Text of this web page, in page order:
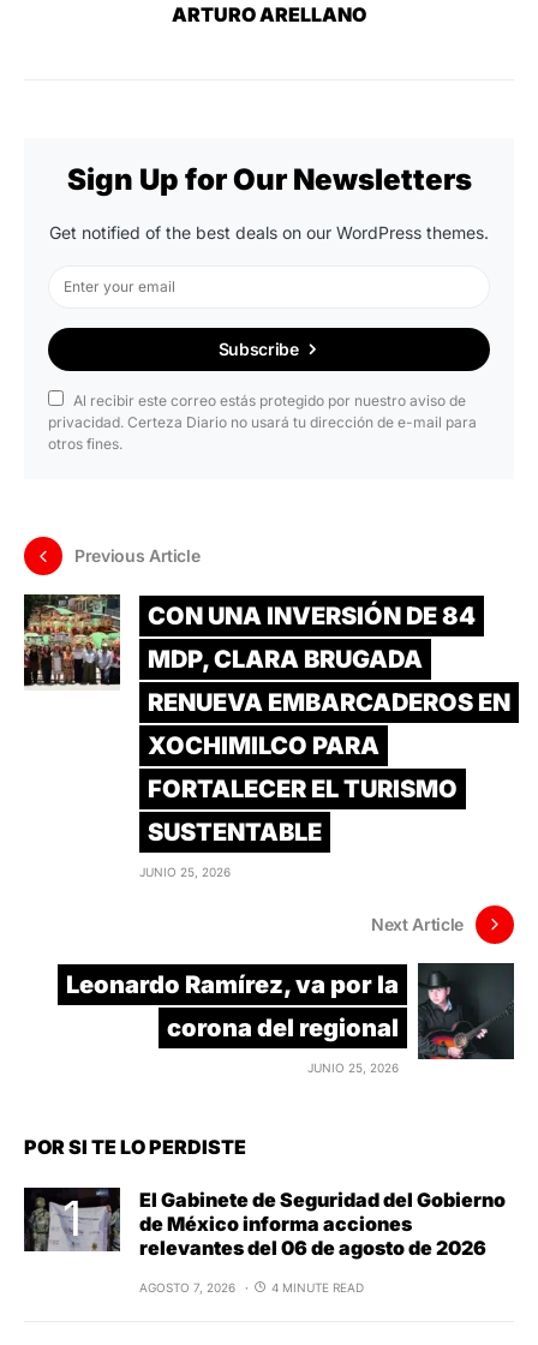
ARTURO ARELLANO
Sign Up for Our Newsletters
Get notified of the best deals on our WordPress themes.
Subscribe
Al recibir este correo estás protegido por nuestro aviso de
privacidad. Certeza Diario no usará tu dirección de e-mail para
otros fines.
Previous Article
CON UNA INVERSIÓN DE 84
MDP, CLARA BRUGADA
RENUEVA EMBARCADEROS EN
XOCHIMILCO PARA
FORTALECER EL TURISMO
SUSTENTABLE
JUNIO 25, 2026
Next Article
Leonardo Ramírez, va por la
corona del regional
JUNIO 25, 2026
POR SI TE LO PERDISTE
El Gabinete de Seguridad del Gobierno
de México informa acciones
relevantes del 06 de agosto de 2026
AGOSTO 7, 2026 4 MINUTE READ